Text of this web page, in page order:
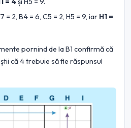
= 2, B4 = 6, C5 = 2, H5 = 9, iar H1 =
pornind de la B1 confirmă că
că 4 trebuie să fie răspunsul